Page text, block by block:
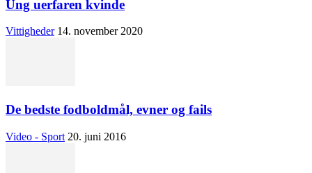
Ung uerfaren kvinde
Vittigheder 14. november 2020
De bedste fodboldmål, evner og fails
Video - Sport 20. juni 2016